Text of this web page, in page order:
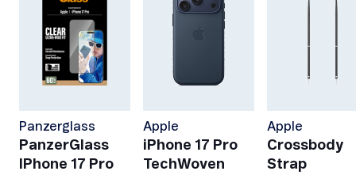
Panzerglass
PanzerGlass
IPhone 17 Pro
Apple
iPhone 17 Pro
TechWoven
Apple
Crossbody
Strap